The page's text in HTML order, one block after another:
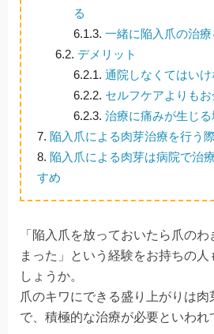
る
6.1.3. 一緒に陥入爪の治療
6.2. デメリット
6.2.1. 通院しなくてはいけ
6.2.2. セルフケアよりも
6.2.3. 治療に痛みが生じる
7. 陥入爪による肉芽治療を行う
8. 陥入爪による肉芽は病院で治
すめ
「陥入爪を放っておいたら爪の
まった」という経験をお持ちの
しょうか。
爪のキワにできる盛り上がりは肉
で、 積極的な治療が必要といわれ